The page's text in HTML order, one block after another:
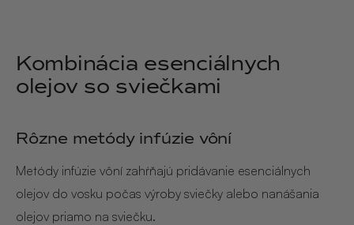
Kombinácia esenciálnych
olejov so sviečkami
Rôzne metódy infúzie vôní
Metódy infúzie vôní zahŕňajú pridávanie esenciálnych
olejov do vosku počas výroby sviečky alebo nanášania
olejov priamo na sviečku.